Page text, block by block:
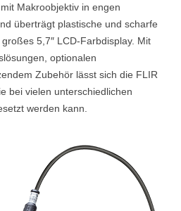
Makroobjektiv in engen
überträgt plastische und scharfe
5,7″ LCD-Farbdisplay. Mit
optionalen
Zubehör lässt sich die FLIR
bei vielen unterschiedlichen
werden kann.